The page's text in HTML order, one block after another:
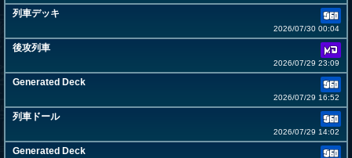
列車デッキ
2026/07/30 00:04
後攻列車
2026/07/29 23:09
Generated Deck
2026/07/29 16:52
列車ドール
2026/07/29 14:02
Generated Deck